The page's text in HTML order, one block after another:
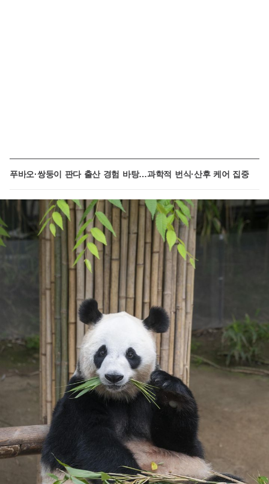
푸바오·쌍둥이 판다 출산 경험 바탕…과학적 번식·산후 케어 집중